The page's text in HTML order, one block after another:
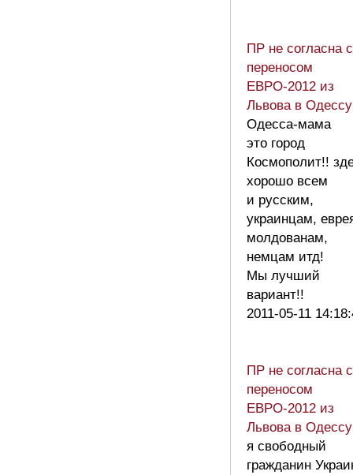
ПР не согласна с
переносом
ЕВРО-2012 из
Львова в Одессу
Одесса-мама
это город
Космополит!!
хорошо всем
и русским,
украинцам,
молдованам,
немцам итд!
Мы лучший
вариант!!
2011-05-11
ПР не согласна с
переносом
ЕВРО-2012 из
Львова в Одессу
я свободный
гражданин